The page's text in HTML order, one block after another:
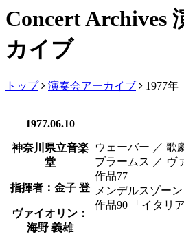
Concert Archives
カイブ
トップ 演奏会アーカイブ 1977年
1977.06.10
神奈川県立音楽
堂
指揮者： 金子 登
ヴァイオリン：
海野 義雄
ウェーバー ／ 歌
ブラームス ／ ヴ
作品77
メンデルスゾー
作品90 「イタリア